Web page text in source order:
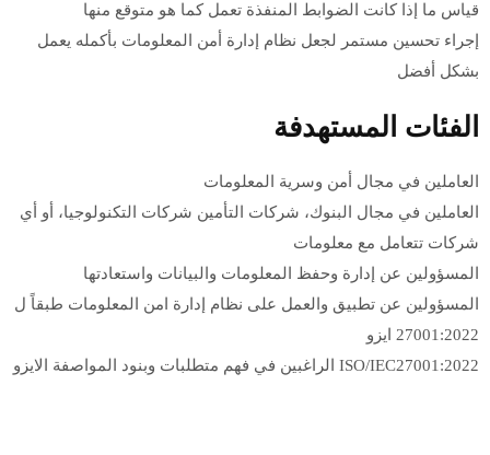
قياس ما إذا كانت الضوابط المنفذة تعمل كما هو متوقع منها
إجراء تحسين مستمر لجعل نظام إدارة أمن المعلومات بأكمله يعمل
بشكل أفضل
الفئات المستهدفة
العاملين في مجال أمن وسرية المعلومات
العاملين في مجال البنوك، شركات التأمين شركات التكنولوجيا، أو أي
شركات تتعامل مع معلومات
المسؤولين عن إدارة وحفظ المعلومات والبيانات واستعادتها
المسؤولين عن تطبيق والعمل على نظام إدارة امن المعلومات طبقاً ل
27001:2022 ايزو
ISO/IEC27001:2022 الراغبين في فهم متطلبات وبنود المواصفة الايزو